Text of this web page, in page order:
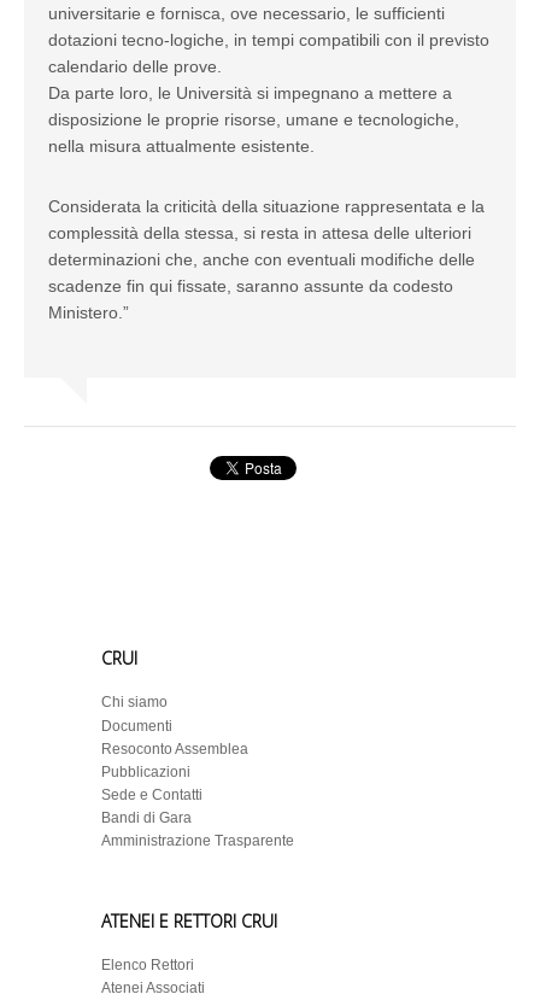
universitarie e fornisca, ove necessario, le sufficienti
dotazioni tecno-logiche, in tempi compatibili con il previsto
calendario delle prove.
Da parte loro, le Università si impegnano a mettere a
disposizione le proprie risorse, umane e tecnologiche,
nella misura attualmente esistente.
Considerata la criticità della situazione rappresentata e la
complessità della stessa, si resta in attesa delle ulteriori
determinazioni che, anche con eventuali modifiche delle
scadenze fin qui fissate, saranno assunte da codesto
Ministero.”
CRUI
Chi siamo
Documenti
Resoconto Assemblea
Pubblicazioni
Sede e Contatti
Bandi di Gara
Amministrazione Trasparente
ATENEI E RETTORI CRUI
Elenco Rettori
Atenei Associati